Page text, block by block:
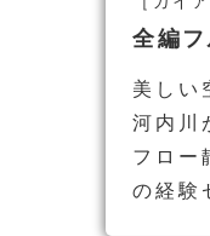
全編
美しい
河内川
フロー
の経験